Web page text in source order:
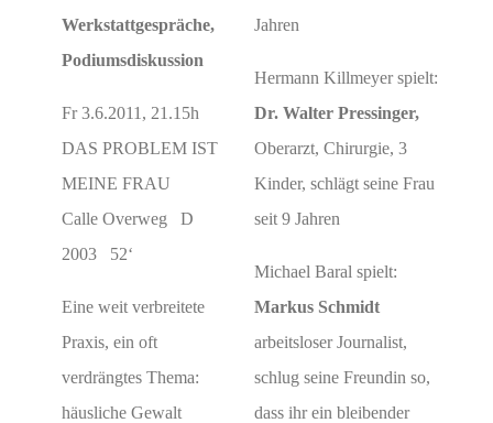
Werkstattgespräche,
Podiumsdiskussion
Fr 3.6.2011, 21.15h
DAS PROBLEM IST
MEINE FRAU
Calle Overweg D
2003 52‘
Eine weit verbreitete
Praxis, ein oft
verdrängtes Thema:
häusliche Gewalt
Jahren
Hermann Killmeyer spielt:
Dr. Walter Pressinger,
Oberarzt, Chirurgie, 3
Kinder, schlägt seine Frau
seit 9 Jahren
Michael Baral spielt:
Markus Schmidt
arbeitsloser Journalist,
schlug seine Freundin so,
dass ihr ein bleibender